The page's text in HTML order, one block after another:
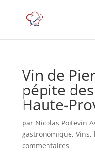
Vin de
pépite
Haute-
par Nicolas Poitevin
gastronomique, Vins,
commentaires